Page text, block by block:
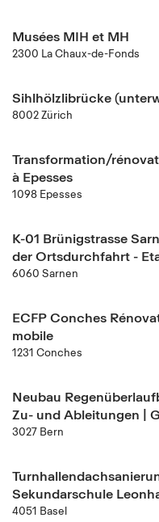
Musées MIH et MH
2300 La Chaux-de-Fonds
Sihlhölzlibrücke
8002 Zürich
Transformation/
à Epesses
1098 Epesses
K-01 Brünigstrasse
der Ortsdurchfahrt -
6060 Sarnen
ECFP Conches
mobile
1231 Conches
Neubau
Zu- und Ableitungen |
3027 Bern
Sekundarschule
4051 Basel